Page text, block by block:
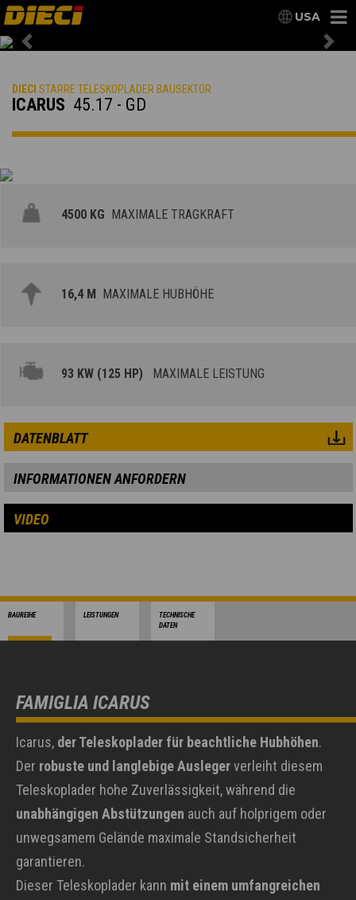
USA
Previous
DIECI STARRE TELESKOPLADER BAUSEKTOR
ICARUS 45.17 - GD
4500 KG MAXIMALE TRAGKRAFT
16,4 M MAXIMALE HUBHÖHE
93 KW (125 HP) MAXIMALE LEISTUNG
DATENBLATT
INFORMATIONEN ANFORDERN
VIDEO
BAUREIHE LEISTUNGEN
TECHNISCHE
DATEN
FAMIGLIA ICARUS
Icarus, der Teleskoplader für beachtliche Hubhöhen.
Der robuste und langlebige Auslegerverleiht diesem
Teleskoplader hohe Zuverlässigkeit, während die
unabhängigen Abstützungen auch auf holprigem oder
unwegsamem Gelände maximale Standsicherheit
garantieren.
Dieser Teleskoplader kann mit einem umfangreichen